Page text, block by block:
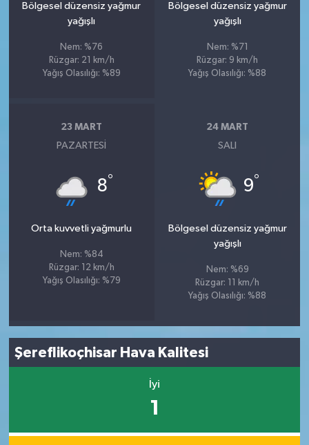
Bölgesel düzensiz yağmur
yağışlı
Nem: %76
Rüzgar: 21 km/h
Yağış Olasılığı: %89
Bölgesel düzensiz yağmur
yağışlı
Nem: %71
Rüzgar: 9 km/h
Yağış Olasılığı: %88
23 MART
PAZARTESI
8°
Orta kuvvetli yağmurlu
Nem: %84
Rüzgar: 12 km/h
Yağış Olasılığı: %79
24 MART
SALI
9°
Bölgesel düzensiz yağmur
yağışlı
Nem: %69
Rüzgar: 11 km/h
Yağış Olasılığı: %88
Şereflikoçhisar Hava Kalitesi
İyi
1